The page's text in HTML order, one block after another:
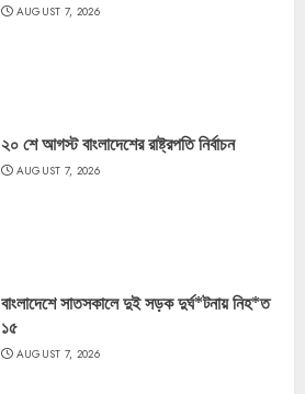
AUGUST 7, 2026
২০ শে আগস্ট বাংলাদেশের রাষ্ট্রপতি নির্বাচন
AUGUST 7, 2026
বাংলাদেশে সাতসকালে দুই সড়ক দুর্ঘ*টনায় নিহ*ত
১৫
AUGUST 7, 2026